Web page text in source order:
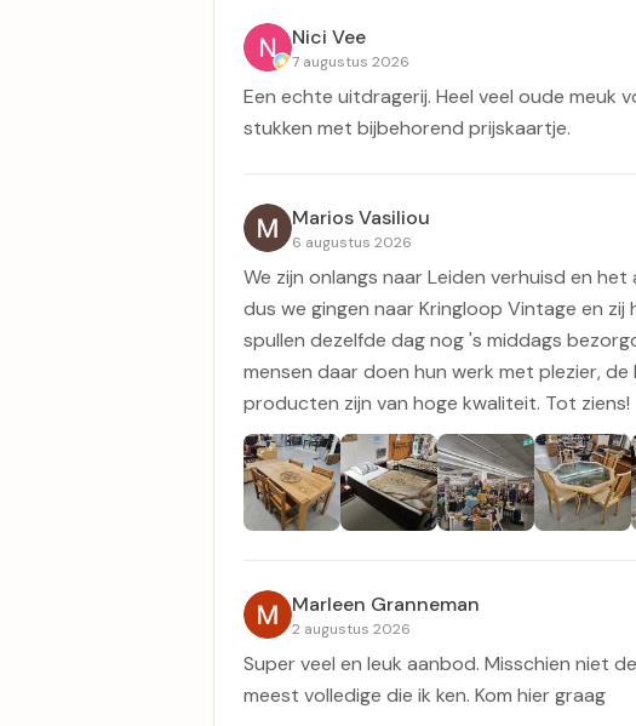
Nici Vee
7 augustus 2026
Een echte uitdragerij. Heel veel oude meuk
stukken met bijbehorend prijskaartje.
Marios Vasiliou
6 augustus 2026
We zijn onlangs naar Leiden verhuisd en
dus we gingen naar Kringloop Vintage en
spullen dezelfde dag nog 's middags
mensen daar doen hun werk met plezier,
producten zijn van hoge kwaliteit. Tot ziens!
Marleen Granneman
2 augustus 2026
Super veel en leuk aanbod. Misschien niet
meest volledige die ik ken. Kom hier graag